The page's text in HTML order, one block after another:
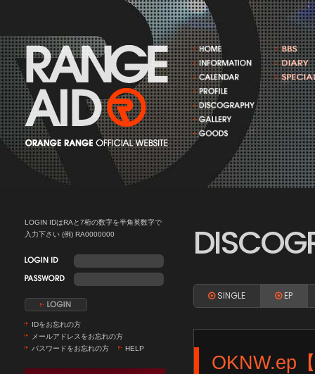
LOGIN IDはRAと7桁の数字を半角英数字で
入力下さい (例) RA0000000
IDをお忘れの方
メールアドレスをお忘れの方
パスワードをお忘れの方
HELP
SINGLE EP
OKNW.ep